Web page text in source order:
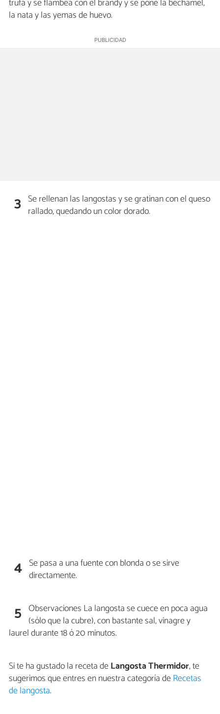
la nata y las yemas de huevo.
3 Se rellenan las langostas y se gratinan con el queso
rallado, quedando un color dorado.
4 Se pasa a una fuente con blonda o se sirve
directamente.
5 Observaciones La langosta se cuece en poca agua
(sólo que la cubre), con bastante sal, vinagre y
laurel durante 18 ó 20 minutos.
Si te ha gustado la receta deLangosta Thermidor, te
sugerimos que entres en nuestra categoría deRecetas
de langosta.